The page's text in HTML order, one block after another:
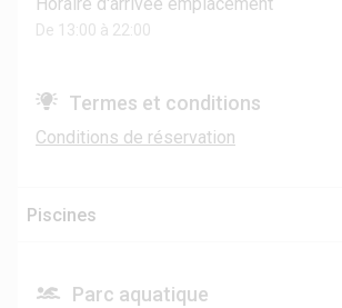
Horaire d'arrivée emplacement
De 13:00 à 22:00
Termes et conditions
Conditions de réservation
Piscines
Parc aquatique